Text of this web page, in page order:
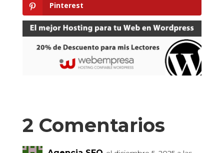
Pinterest
2 Comentarios